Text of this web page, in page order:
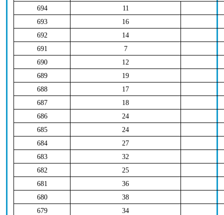
694
11
693
16
692
14
691
7
690
12
689
19
688
17
687
18
686
24
685
24
684
27
683
32
682
25
681
36
680
38
679
34